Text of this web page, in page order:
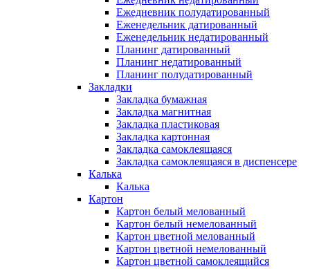
Ежедневник полудатированный
Еженедельник датированный
Еженедельник недатированный
Планинг датированный
Планинг недатированный
Планинг полудатированный
Закладки
Закладка бумажная
Закладка магнитная
Закладка пластиковая
Закладка картонная
Закладка самоклеящаяся
Закладка самоклеящаяся в диспенсере
Калька
Калька
Картон
Картон белый мелованный
Картон белый немелованный
Картон цветной мелованный
Картон цветной немелованный
Картон цветной самоклеящийся